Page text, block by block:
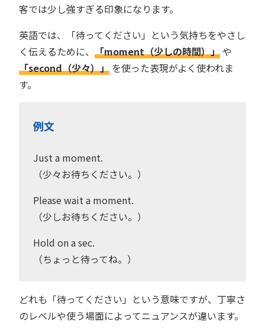
客では少し強すぎる印象になります。
英語では、「待ってください」という気持ちをやさし
く伝えるために、 「moment（少しの時間）」や
「second（少々）」 を使った表現がよく使われま
す。
例文
Just a moment.
（少々お待ちください。）
Please wait a moment.
（少しお待ちください。）
Hold on a sec.
（ちょっと待ってね。）
どれも「待ってください」という意味ですが、丁寧さ
のレベルや使う場面によってニュアンスが違います。